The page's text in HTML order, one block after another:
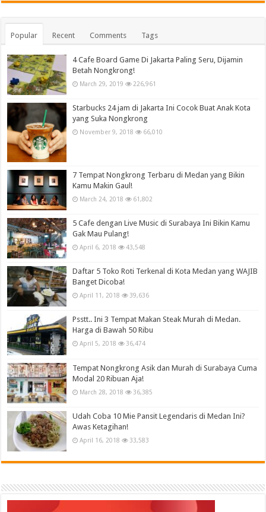
Popular Recent Comments Tags
4 Cafe Board Game Di Jakarta Paling Seru, Dijamin
Betah Nongkrong!
March 29, 2019 226,961
Starbucks 24 jam di Jakarta Ini Cocok Buat Anak Kota
yang Suka Nongkrong
November 9, 2018 66,010
7 Tempat Nongkrong Terbaru di Medan yang Bikin
Kamu Makin Gaul!
March 24, 2018 61,802
5 Cafe dengan Live Music di Surabaya Ini Bikin Kamu
Gak Mau Pulang!
April 6, 2018 43,548
Daftar 5 Toko Roti Terkenal di Kota Medan yang WAJIB
Banget Dicoba!
April 11, 2018 39,636
Psstt.. Ini 3 Tempat Makan Steak Murah di Medan.
Harga di Bawah 50 Ribu
April 5, 2018 36,474
Tempat Nongkrong Asik dan Murah di Surabaya Cuma
Modal 20 Ribuan Aja!
March 28, 2018 36,385
Udah Coba 10 Mie Pansit Legendaris di Medan Ini?
Awas Ketagihan!
April 16, 2018 33,583